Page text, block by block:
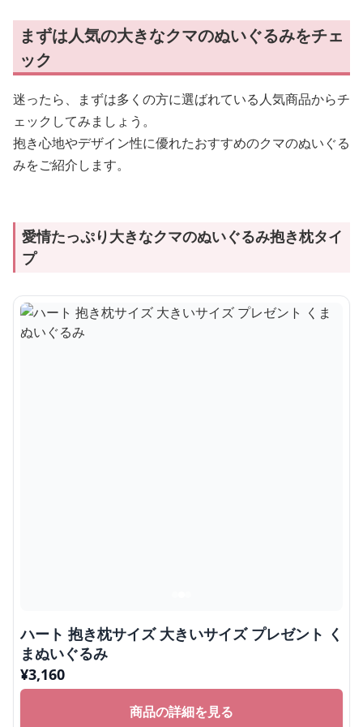
まずは人気の大きなクマのぬいぐるみをチェ
ック
迷ったら、まずは多くの方に選ばれている人気商品からチ
ェックしてみましょう。
抱き心地やデザイン性に優れたおすすめのクマのぬいぐる
みをご紹介します。
愛情たっぷり大きなクマのぬいぐるみ抱き枕タイ
プ
ハート 抱き枕サイズ 大きいサイズ プレゼント く
まぬいぐるみ
¥3,160
商品の詳細を見る